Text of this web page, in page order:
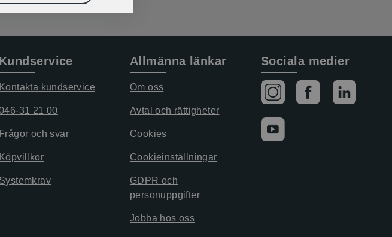
Kundservice
Kontakta kundservice
31 21 00
Frågor och svar
Köpvillkor
Systemkrav
Allmänna länkar
Om oss
Avtal och rättigheter
Cookies
Cookieinställningar
GDPR och
personuppgifter
Jobba hos oss
Sociala medier